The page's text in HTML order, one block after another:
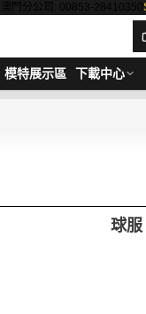
澳門分公司: 00853-28410350
模特展示區 下載中心
球服